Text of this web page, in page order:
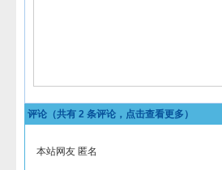
评论（共有 2 条评论，点击查看更多）
本站网友 匿名